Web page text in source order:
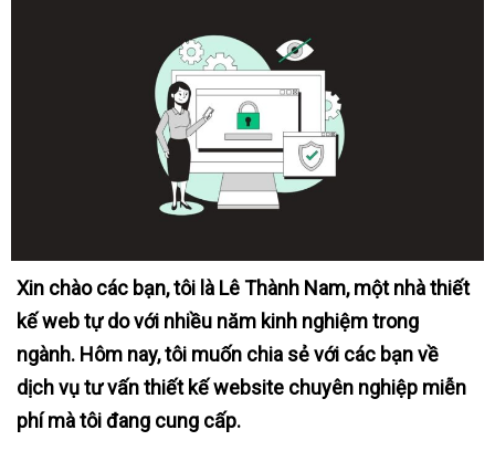
Xin chào các bạn, tôi là Lê Thành Nam, một nhà thiết
kế web tự do với nhiều năm kinh nghiệm trong
ngành. Hôm nay, tôi muốn chia sẻ với các bạn về
dịch vụ tư vấn thiết kế website chuyên nghiệp miễn
phí mà tôi đang cung cấp.